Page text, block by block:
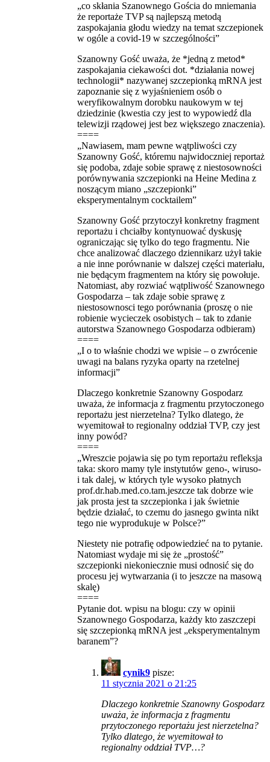
„co skłania Szanownego Gościa do mniemania
że reportaże TVP są najlepszą metodą
zaspokajania głodu wiedzy na temat szczepionek
w ogóle a covid-19 w szczególności”
Szanowny Gość uważa, że *jedną z metod*
zaspokajania ciekawości dot. *działania nowej
technologii* nazywanej szczepionką mRNA jest
zapoznanie się z wyjaśnieniem osób o
weryfikowalnym dorobku naukowym w tej
dziedzinie (kwestia czy jest to wypowiedź dla
telewizji rządowej jest bez większego znaczenia).
====
„Nawiasem, mam pewne wątpliwości czy
Szanowny Gość, któremu najwidoczniej reportaż
się podoba, zdaje sobie sprawę z niestosowności
porównywania szczepionki na Heine Medina z
noszącym miano „szczepionki”
eksperymentalnym cocktailem”
Szanowny Gość przytoczył konkretny fragment
reportażu i chciałby kontynuować dyskusję
ograniczając się tylko do tego fragmentu. Nie
chce analizować dlaczego dziennikarz użył takie
a nie inne porównanie w dalszej części materiału,
nie będącym fragmentem na który się powołuje.
Natomiast, aby rozwiać wątpliwość Szanownego
Gospodarza – tak zdaje sobie sprawę z
niestosownosci tego porównania (proszę o nie
robienie wycieczek osobistych – tak to zdanie
autorstwa Szanownego Gospodarza odbieram)
====
„I o to właśnie chodzi we wpisie – o zwrócenie
uwagi na balans ryzyka oparty na rzetelnej
informacji”
Dlaczego konkretnie Szanowny Gospodarz
uważa, że informacja z fragmentu przytoczonego
reportażu jest nierzetelna? Tylko dlatego, że
wyemitował to regionalny oddział TVP, czy jest
inny powód?
====
„Wreszcie pojawia się po tym reportażu refleksja
taka: skoro mamy tyle instytutów geno-, wiruso-
i tak dalej, w których tyle wysoko płatnych
prof.dr.hab.med.co.tam.jeszcze tak dobrze wie
jak prosta jest ta szczepionka i jak świetnie
będzie działać, to czemu do jasnego gwinta nikt
tego nie wyprodukuje w Polsce?”
Niestety nie potrafię odpowiedzieć na to pytanie.
Natomiast wydaje mi się że „prostość”
szczepionki niekoniecznie musi odnosić się do
procesu jej wytwarzania (i to jeszcze na masową
skalę)
====
Pytanie dot. wpisu na blogu: czy w opinii
Szanownego Gospodarza, każdy kto zaszczepi
się szczepionką mRNA jest „eksperymentalnym
baranem”?
cynik9 pisze:
11 stycznia 2021 o 21:25
Dlaczego konkretnie Szanowny Gospodarz
uważa, że informacja z fragmentu
przytoczonego reportażu jest nierzetelna?
Tylko dlatego, że wyemitował to
regionalny oddział TVP…?